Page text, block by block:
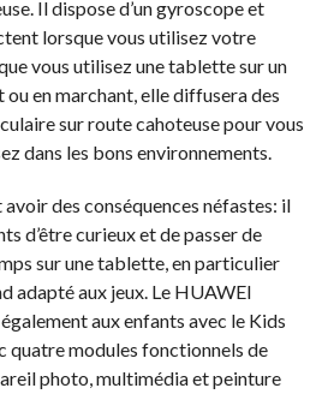
Il dispose d’un gyroscope et
lorsque vous utilisez votre
vous utilisez une tablette sur un
ou en marchant, elle diffusera des
sur route cahoteuse pour vous
dans les bons environnements.
des conséquences néfastes: il
d’être curieux et de passer de
sur une tablette, en particulier
adapté aux jeux. Le HUAWEI
aux enfants avec le Kids
quatre modules fonctionnels de
photo, multimédia et peinture